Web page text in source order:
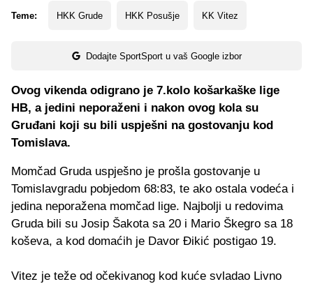
Teme: HKK Grude HKK Posušje KK Vitez
Dodajte SportSport u vaš Google izbor
Ovog vikenda odigrano je 7.kolo košarkaške lige
HB, a jedini neporaženi i nakon ovog kola su
Gruđani koji su bili uspješni na gostovanju kod
Tomislava.
Momčad Gruda uspješno je prošla gostovanje u
Tomislavgradu pobjedom 68:83, te ako ostala vodeća i
jedina neporažena momčad lige. Najbolji u redovima
Gruda bili su Josip Šakota sa 20 i Mario Škegro sa 18
koševa, a kod domaćih je Davor Đikić postigao 19.
Vitez je teže od očekivanog kod kuće svladao Livno